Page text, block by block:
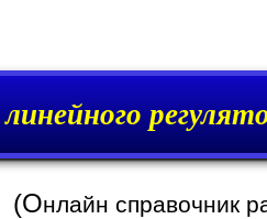
(Онлайн справочник